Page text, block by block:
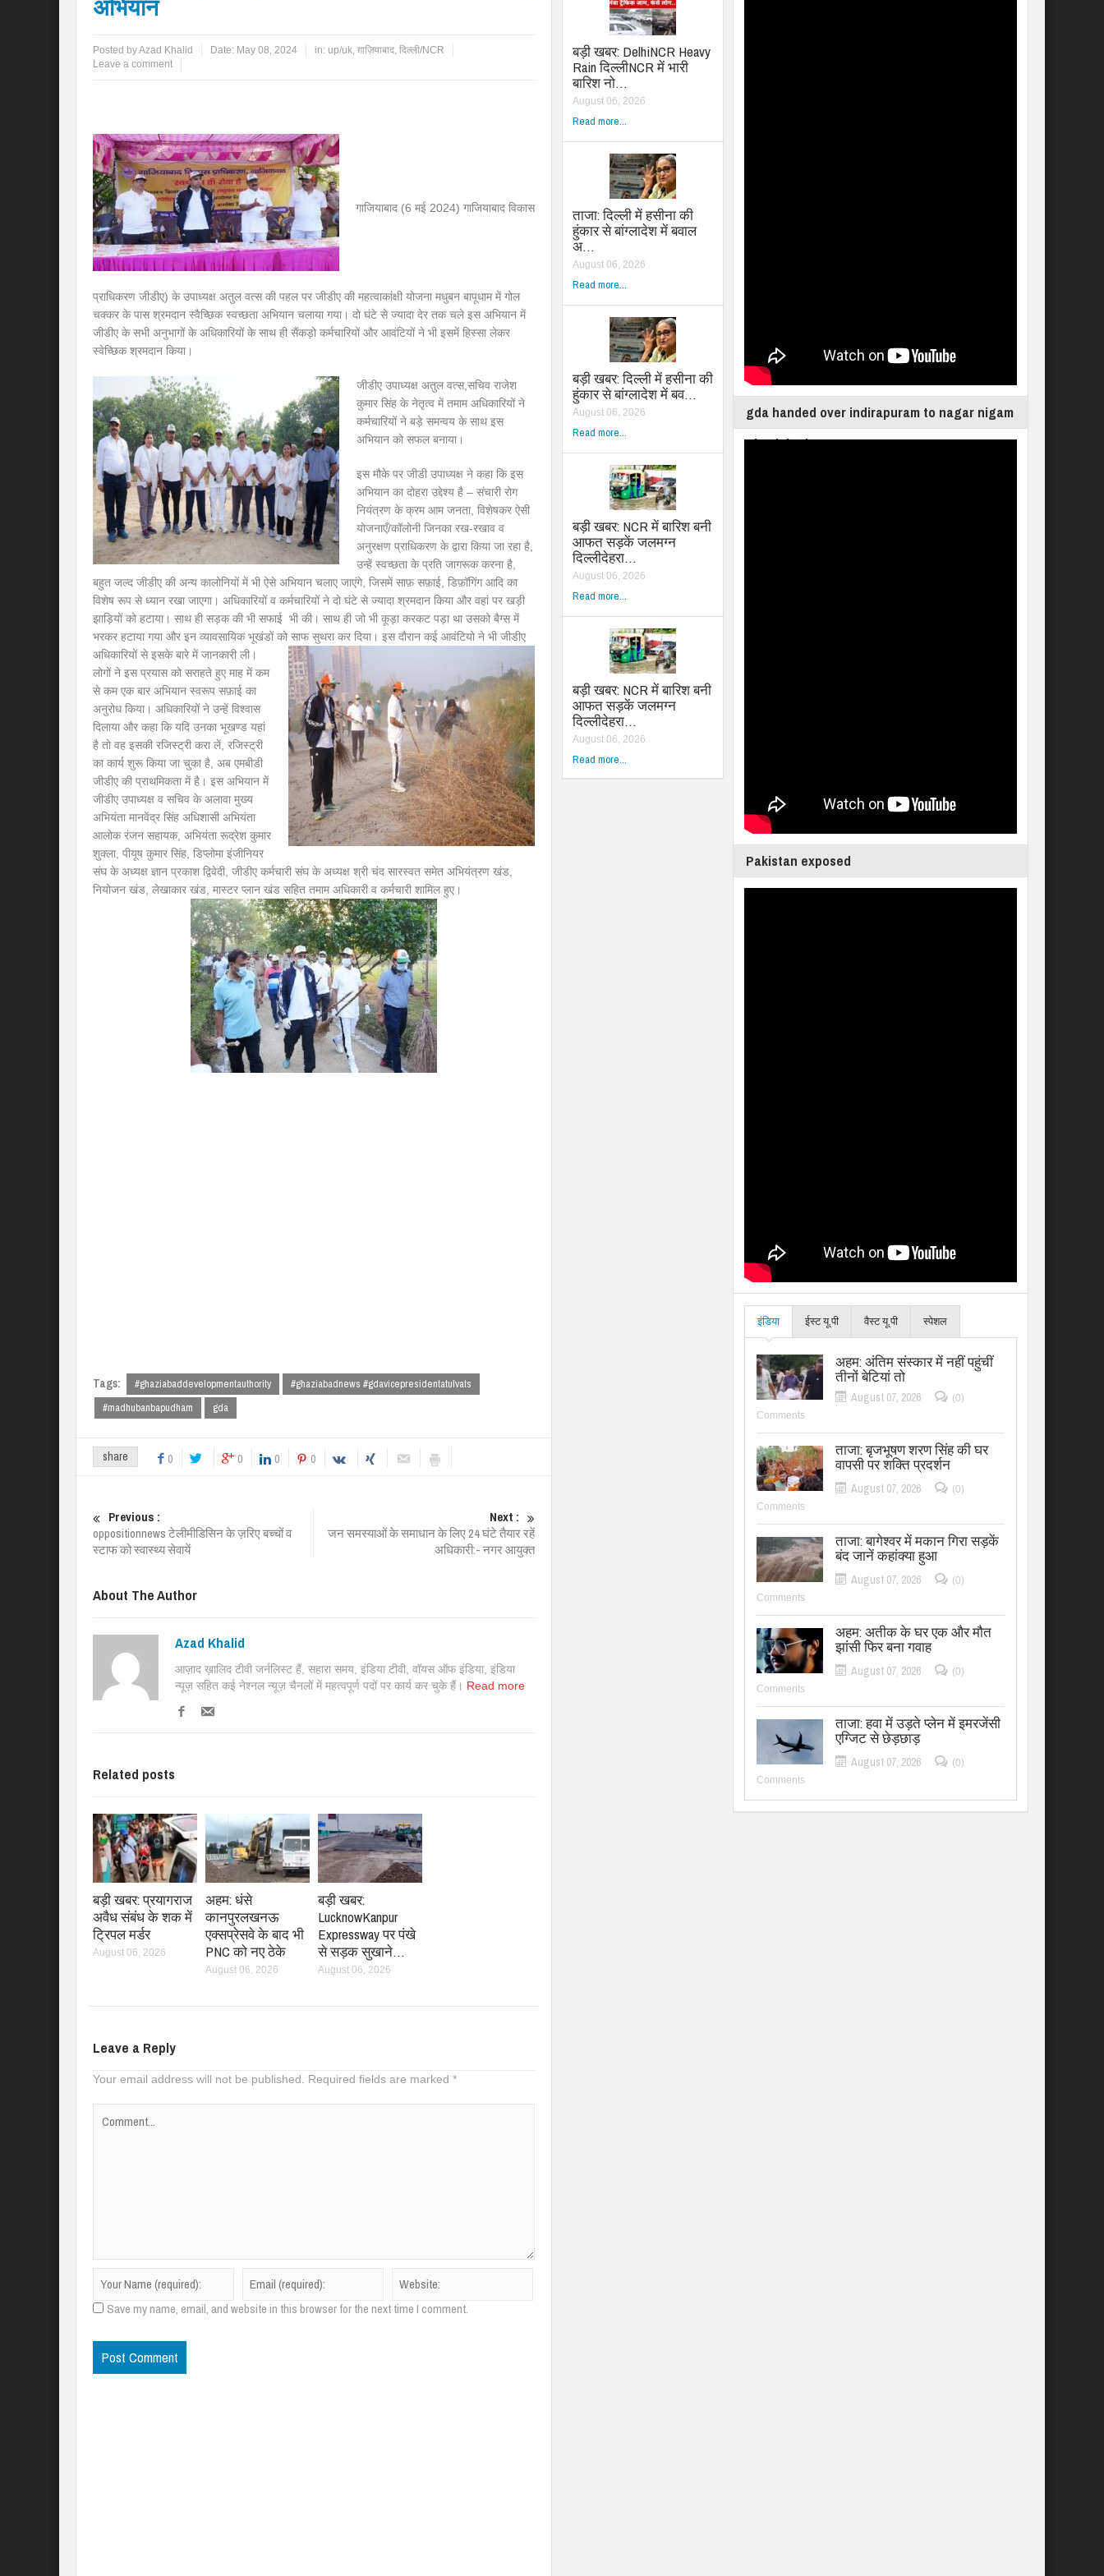
अभियान
Posted byAzad Khalid Date: May 08, 2024 in: up/uk, ग़ाज़ियाबाद, दिल्ली/NCR
Leave a comment
गाजियाबाद (6 मई 2024) गाजियाबाद विकास
प्राधिकरण जीडीए) के उपाध्यक्ष अतुल वत्स की पहल पर जीडीए की महत्वाकांक्षी योजना मधुबन बापूधाम में गोल
चक्कर के पास श्रमदान स्वैच्छिक स्वच्छता अभियान चलाया गया। दो घंटे से ज्यादा देर तक चले इस अभियान में
जीडीए के सभी अनुभागों के अधिकारियों के साथ ही सैंकड़ो कर्मचारियों और आवंटियों ने भी इसमें हिस्सा लेकर
स्वेच्छिक श्रमदान किया।
जीडीए उपाध्यक्ष अतुल वत्स,सचिव राजेश
कुमार सिंह के नेतृत्व में तमाम अधिकारियों ने
कर्मचारियों ने बड़े समन्वय के साथ इस
अभियान को सफल बनाया।
इस मौके पर जीडी उपाध्यक्ष ने कहा कि इस
अभियान का दोहरा उद्देश्य है – संचारी रोग
नियंत्रण के क्रम आम जनता, विशेषकर ऐसी
योजनाएँ/कॉलोनी जिनका रख-रखाव व
अनुरक्षण प्राधिकरण के द्वारा किया जा रहा है,
उन्हें स्वच्छता के प्रति जागरूक करना है,
बहुत जल्द जीडीए की अन्य कालोनियों में भी ऐसे अभियान चलाए जाएंगे, जिसमें साफ़ सफ़ाई, डिफ़ॉगिंग आदि का
विशेष रूप से ध्यान रखा जाएगा। अधिकारियों व कर्मचारियों ने दो घंटे से ज्यादा श्रमदान किया और वहां पर खड़ी
झाड़ियों को हटाया। साथ ही सड़क की भी सफाई भी की। साथ ही जो भी कूड़ा करकट पड़ा था उसको बैग्स में
भरकर हटाया गया और इन व्यावसायिक भूखंडों को साफ सुथरा कर दिया। इस दौरान कई आवंटियो ने भी जीडीए
अधिकारियों से इसके बारे में जानकारी ली।
लोगों ने इस प्रयास को सराहते हुए माह में कम
से कम एक बार अभियान स्वरूप सफ़ाई का
अनुरोध किया। अधिकारियों ने उन्हें विश्वास
दिलाया और कहा कि यदि उनका भूखण्ड यहां
है तो वह इसकी रजिस्ट्री करा लें, रजिस्ट्री
का कार्य शुरू किया जा चुका है, अब एमबीडी
जीडीए की प्राथमिकता में है। इस अभियान में
जीडीए उपाध्यक्ष व सचिव के अलावा मुख्य
अभियंता मानवेंद्र सिंह अधिशासी अभियंता
आलोक रंजन सहायक, अभियंता रूद्रेश कुमार
शुक्ला, पीयूष कुमार सिंह, डिप्लोमा इंजीनियर
संघ के अध्यक्ष ज्ञान प्रकाश द्विवेदी, जीडीए कर्मचारी संघ के अध्यक्ष श्री चंद सारस्वत समेत अभियंत्रण खंड,
नियोजन खंड, लेखाकार खंड, मास्टर प्लान खंड सहित तमाम अधिकारी व कर्मचारी शामिल हुए।
Tags: #ghaziabaddevelopmentauthority
#ghaziabadnews #gdavicepresidentatulvats
#madhubanbapudham
gda
share 0 0 0 0
Previous :
oppositionnews टेलीमीडिसिन के ज़रिए बच्चों व
स्टाफ को स्वास्थ्य सेवायें
Next :
जन समस्याओं के समाधान के लिए 24 घंटे तैयार रहें
अधिकारी:- नगर आयुक्त
About The Author
Azad Khalid
आज़ाद ख़ालिद टीवी जर्नलिस्ट हैं, सहारा समय, इंडिया टीवी, वॉयस ऑफ इंडिया, इंडिया
न्यूज़ सहित कई नेश्नल न्यूज़ चैनलों में महत्वपूर्ण पदों पर कार्य कर चुके हैं। Read more
Related posts
बड़ी खबर: प्रयागराज
अवैध संबंध के शक में
ट्रिपल मर्डर
August 06, 2026
अहम: धंसे
कानपुरलखनऊ
एक्सप्रेसवे के बाद भी
PNC को नए ठेके
August 06, 2026
बड़ी खबर:
LucknowKanpur
Expressway पर पंखे
से सड़क सुखाने…
August 06, 2026
Leave a Reply
Your email address will not be published. Required fields are marked *
Save my name, email, and website in this browser for the next time I comment.
बड़ी खबर: DelhiNCR Heavy
Rain दिल्लीNCR में भारी
बारिश नो…
August 06, 2026
Read more...
ताजा: दिल्ली में हसीना की
हुंकार से बांग्लादेश में बवाल
अ…
August 06, 2026
Read more...
बड़ी खबर: दिल्ली में हसीना की
हुंकार से बांग्लादेश में बव…
August 06, 2026
Read more...
बड़ी खबर: NCR में बारिश बनी
आफत सड़कें जलमग्न
दिल्लीदेहरा…
August 06, 2026
Read more...
बड़ी खबर: NCR में बारिश बनी
आफत सड़कें जलमग्न
दिल्लीदेहरा…
August 06, 2026
Read more...
gda handed over indirapuram to nagar nigam
ghaziabad
Pakistan exposed
इंडिया ईस्ट यू.पी वैस्ट यू.पी स्पेशल
अहम: अंतिम संस्कार में नहीं पहुंचीं
तीनों बेटियां तो
August 07, 2026
(0)
Comments
ताजा: बृजभूषण शरण सिंह की घर
वापसी पर शक्ति प्रदर्शन
August 07, 2026
(0)
Comments
ताजा: बागेश्वर में मकान गिरा सड़कें
बंद जानें कहांक्या हुआ
August 07, 2026
(0)
Comments
अहम: अतीक के घर एक और मौत
झांसी फिर बना गवाह
August 07, 2026
(0)
Comments
ताजा: हवा में उड़ते प्लेन में इमरजेंसी
एग्जिट से छेड़छाड़
August 07, 2026
(0)
Comments